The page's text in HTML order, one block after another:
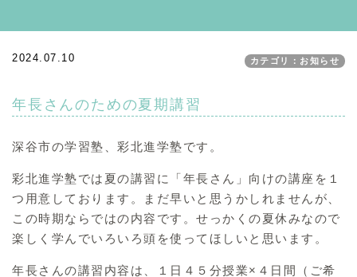
2024.07.10 カテゴリ：お知らせ
年長さんのための夏期講習
深谷市の学習塾、彩北進学塾です。
彩北進学塾では夏の講習に「年長さん」向けの講座を１
つ用意しております。まだ早いと思うかしれませんが、
この時期ならではの内容です。せっかくの夏休みなので
楽しく学んでいろいろ頭を使ってほしいと思います。
年長さんの講習内容は、１日４５分授業×４日間（ご希